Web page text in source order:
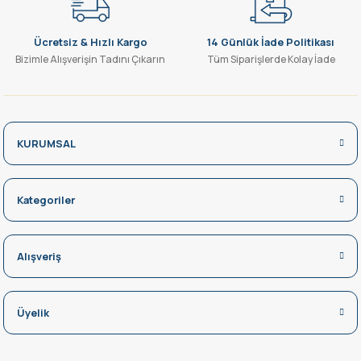
Ücretsiz & Hızlı Kargo
Bizimle Alışverişin Tadını Çıkarın
14 Günlük İade Politikası
Tüm Siparişlerde Kolay İade
KURUMSAL
Kategoriler
Alışveriş
Üyelik